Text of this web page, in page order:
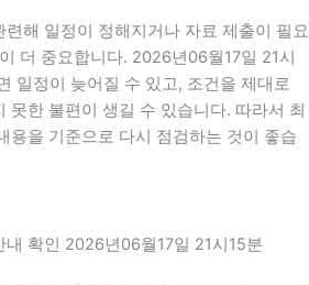
해 일정이 정해지거나 자료 제출이 필요
더 중요합니다. 2026년06월17일 21시
일정이 늦어질 수 있고, 조건을 제대로
못한 불편이 생길 수 있습니다. 따라서 최
용을 기준으로 다시 점검하는 것이 좋습
확인 2026년06월17일 21시15분